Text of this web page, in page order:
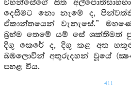
වහන්සේගේ සිත
දෙසීමට නො නැමේ ද,
ඒකාන්තයෙන් වැනැසේ.”
බ්‍රහ්ම තෙමේ යම් සේ ශක්තිමත්
දිගු කෙරේ ද, දිගු කළ අත
බඹලොවින් අතුරුදහන් වූයේ
පහළ විය.
411